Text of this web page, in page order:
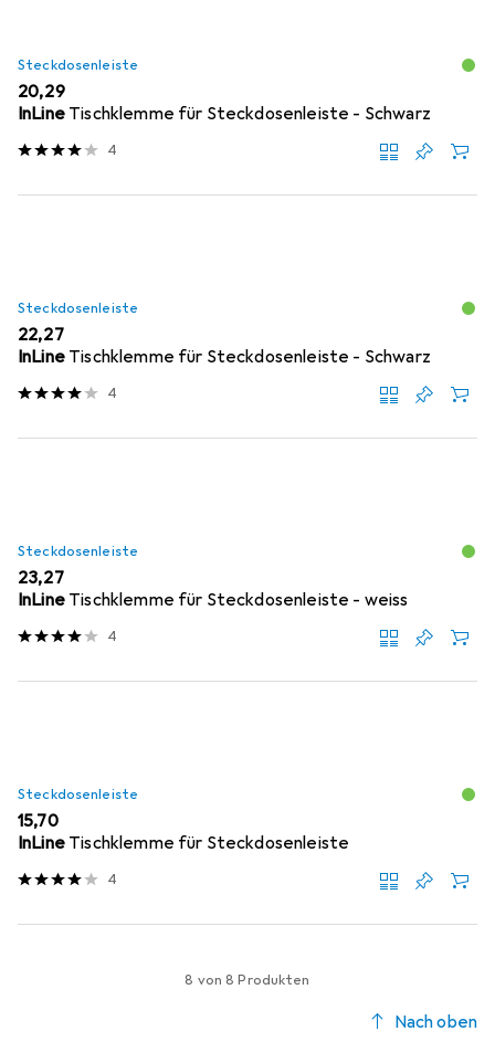
Steckdosenleiste
EUR
20,29
InLine Tischklemme für Steckdosenleiste - Schwarz
4
Steckdosenleiste
EUR
22,27
InLine Tischklemme für Steckdosenleiste - Schwarz
4
Steckdosenleiste
EUR
23,27
InLine Tischklemme für Steckdosenleiste - weiss
4
Steckdosenleiste
EUR
15,70
InLine Tischklemme für Steckdosenleiste
4
8 von 8 Produkten
Nach oben